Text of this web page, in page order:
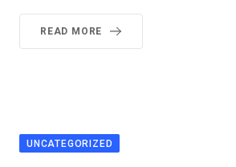
READ MORE
UNCATEGORIZED